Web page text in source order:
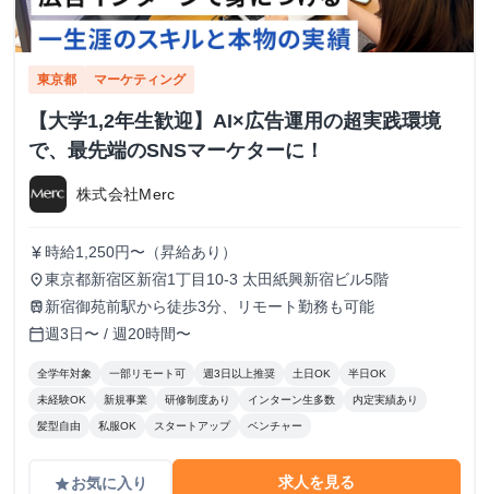
東京都 マーケティング
【大学1,2年生歓迎】AI×広告運用の超実践環境
で、最先端のSNSマーケターに！
株式会社Merc
currency_yen 時給1,250円〜（昇給あり）
place東京都新宿区新宿1丁目10-3 太田紙興新宿ビル5階
train 新宿御苑前駅から徒歩3分、リモート勤務も可能
calendar_today週3日〜 / 週20時間〜
全学年対象 一部リモート可 週3日以上推奨 土日OK 半日OK
未経験OK 新規事業 研修制度あり インターン生多数 内定実績あり
髪型自由 私服OK スタートアップ ベンチャー
gradeお気に入り 求人を見る